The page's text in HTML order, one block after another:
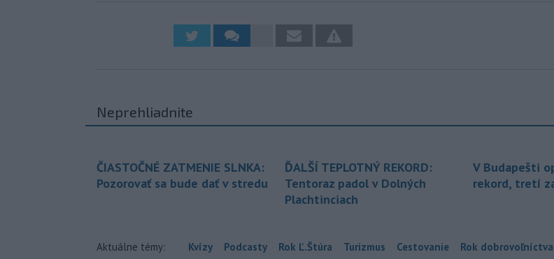
Neprehliadnite
ČIASTOČNÉ ZATMENIE SLNKA:
Pozorovať sa bude dať v stredu
ĎALŠÍ TEPLOTNÝ REKORD:
Tentoraz padol v Dolných
Plachtinciach
V Budapešti
rekord, tretí
Aktuálne témy: Kvízy Podcasty Rok Ľ.Štúra Turizmus Cestovanie Rok dobrovoľníctva